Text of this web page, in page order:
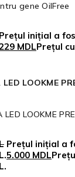
gene OilFree
Prețul inițial a
MDLPrețul
LED LOOKME
Prețul inițial a
5.000 MDL